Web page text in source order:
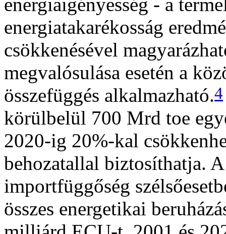
energiatakarékosság
csökkenésével
megvalósulása esetén a
összefüggés alkalmazható.4
körülbelül 700 Mrd toe
2020-ig 20%-kal
behozatallal biztosíthatja.
importfüggőség
összes energetikai